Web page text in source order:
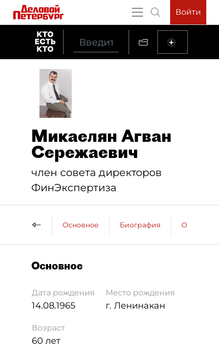
Войти
Микаелян Агван
Сережаевич
член совета директоров
ФинЭкспертиза
Основное Биография
Основное
Дата рождения
14.08.1965
Место рождения
г. Ленинакан
Возраст
60 лет